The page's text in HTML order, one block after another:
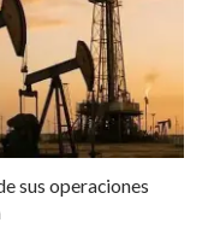
sus operaciones